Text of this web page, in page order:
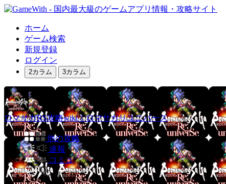
ホーム
ゲーム検索
新規登録
ログイン
2カラム 3カラム
ロマサガRS攻略wiki｜ロマサガリユニバース
他の攻略
速報
コミュ
掲示板